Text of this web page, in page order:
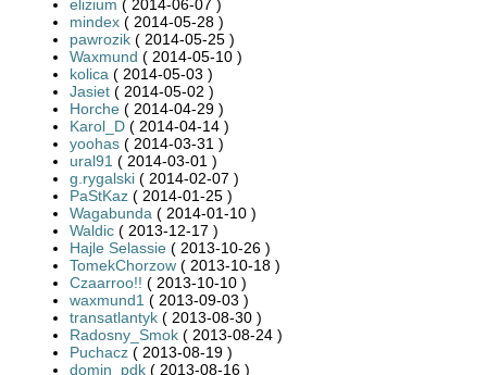
elizium ( 2014-06-07 )
mindex ( 2014-05-28 )
pawrozik ( 2014-05-25 )
Waxmund ( 2014-05-10 )
kolica ( 2014-05-03 )
Jasiet ( 2014-05-02 )
Horche ( 2014-04-29 )
Karol_D ( 2014-04-14 )
yoohas ( 2014-03-31 )
ural91 ( 2014-03-01 )
g.rygalski ( 2014-02-07 )
PaStKaz ( 2014-01-25 )
Wagabunda ( 2014-01-10 )
Waldic ( 2013-12-17 )
Hajle Selassie ( 2013-10-26 )
TomekChorzow ( 2013-10-18 )
Czaarroo!! ( 2013-10-10 )
waxmund1 ( 2013-09-03 )
transatlantyk ( 2013-08-30 )
Radosny_Smok ( 2013-08-24 )
Puchacz ( 2013-08-19 )
domin_pdk ( 2013-08-16 )